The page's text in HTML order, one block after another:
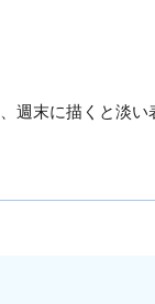
週末に描くと淡い